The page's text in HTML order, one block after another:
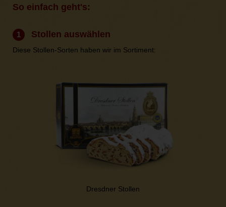
So einfach geht's:
1 Stollen auswählen
Diese Stollen-Sorten haben wir im Sortiment:
Dresdner Stollen